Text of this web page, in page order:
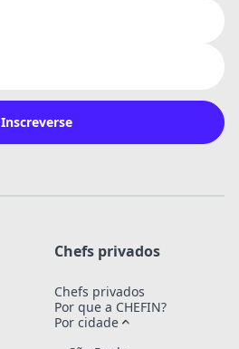
Inscreverse
Chefs privados
Chefs privados
Por que a CHEFIN?
Por cidade